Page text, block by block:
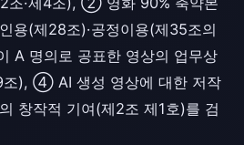
용(제28조)·공정이용(제35조의
명의로 공표한 영상의 업무상
조), ④ AI 생성 영상에 대한 저작
창작적 기여(제2조 제1호)를 검